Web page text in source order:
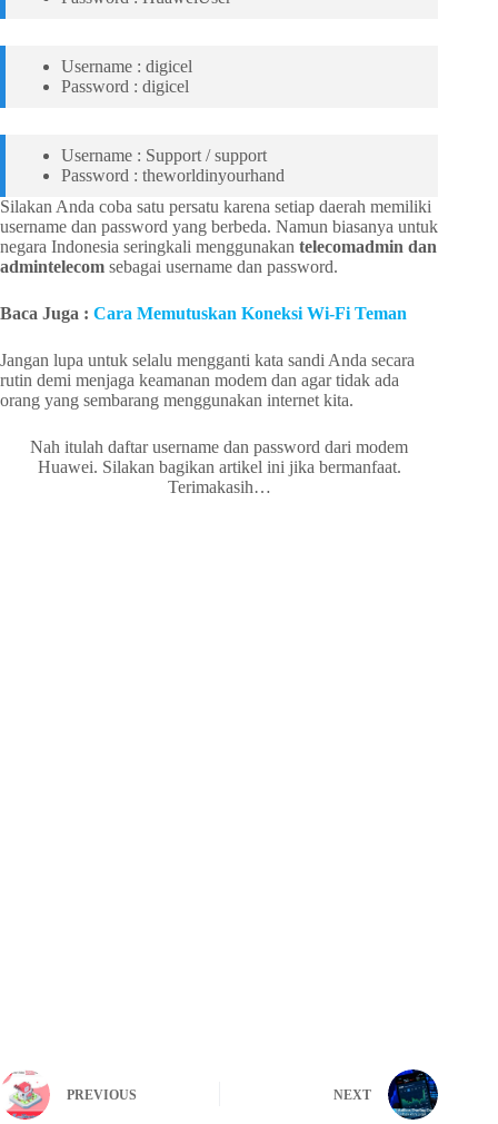
Username : digicel
Password : digicel
Username : Support / support
Password : theworldinyourhand
Silakan Anda coba satu persatu karena setiap daerah memiliki
username dan password yang berbeda. Namun biasanya untuk
negara Indonesia seringkali menggunakan telecomadmin dan
admintelecom sebagai username dan password.
Baca Juga : Cara Memutuskan Koneksi Wi-Fi Teman
Jangan lupa untuk selalu mengganti kata sandi Anda secara
rutin demi menjaga keamanan modem dan agar tidak ada
orang yang sembarang menggunakan internet kita.
Nah itulah daftar username dan password dari modem
Huawei. Silakan bagikan artikel ini jika bermanfaat.
Terimakasih…
PREVIOUS NEXT